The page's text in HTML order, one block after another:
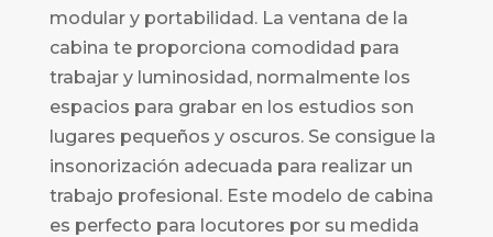
modular y portabilidad. La ventana de la
cabina te proporciona comodidad para
trabajar y luminosidad, normalmente los
espacios para grabar en los estudios son
lugares pequeños y oscuros. Se consigue la
insonorización adecuada para realizar un
trabajo profesional. Este modelo de cabina
es perfecto para locutores por su medida